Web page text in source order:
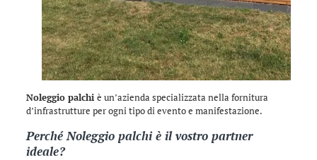
Noleggio palchi è un’azienda specializzata nella fornitura
d’infrastrutture per ogni tipo di evento e manifestazione.
PerchéNoleggio palchiè il vostro partner
ideale?